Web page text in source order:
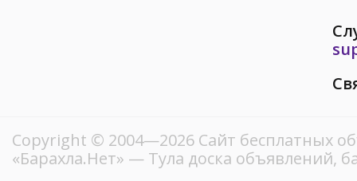
Copyright © 2004—2026 Сайт бесплатных
«Барахла.Нет» — Тула доска объявлений,